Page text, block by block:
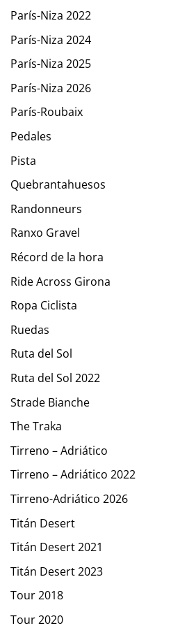
París-Niza 2022
París-Niza 2024
París-Niza 2025
París-Niza 2026
París-Roubaix
Pedales
Pista
Quebrantahuesos
Randonneurs
Ranxo Gravel
Récord de la hora
Ride Across Girona
Ropa Ciclista
Ruedas
Ruta del Sol
Ruta del Sol 2022
Strade Bianche
The Traka
Tirreno – Adriático
Tirreno – Adriático 2022
Tirreno-Adriático 2026
Titán Desert
Titán Desert 2021
Titán Desert 2023
Tour 2018
Tour 2020